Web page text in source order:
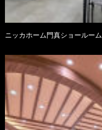
ニッカホーム門真ショールーム